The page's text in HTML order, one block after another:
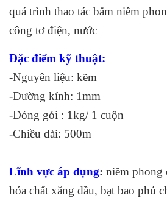
quá trình thao tác bấm niêm
công tơ điện, nước
Đặc điểm kỹ thuật:
-Nguyên liệu: kẽm
-Đường kính: 1mm
-Đóng gói : 1kg/ 1 cuộn
-Chiều dài: 500m
Lĩnh vực áp dụng: niêm phong
hóa chất xăng dầu, bạt bao phủ